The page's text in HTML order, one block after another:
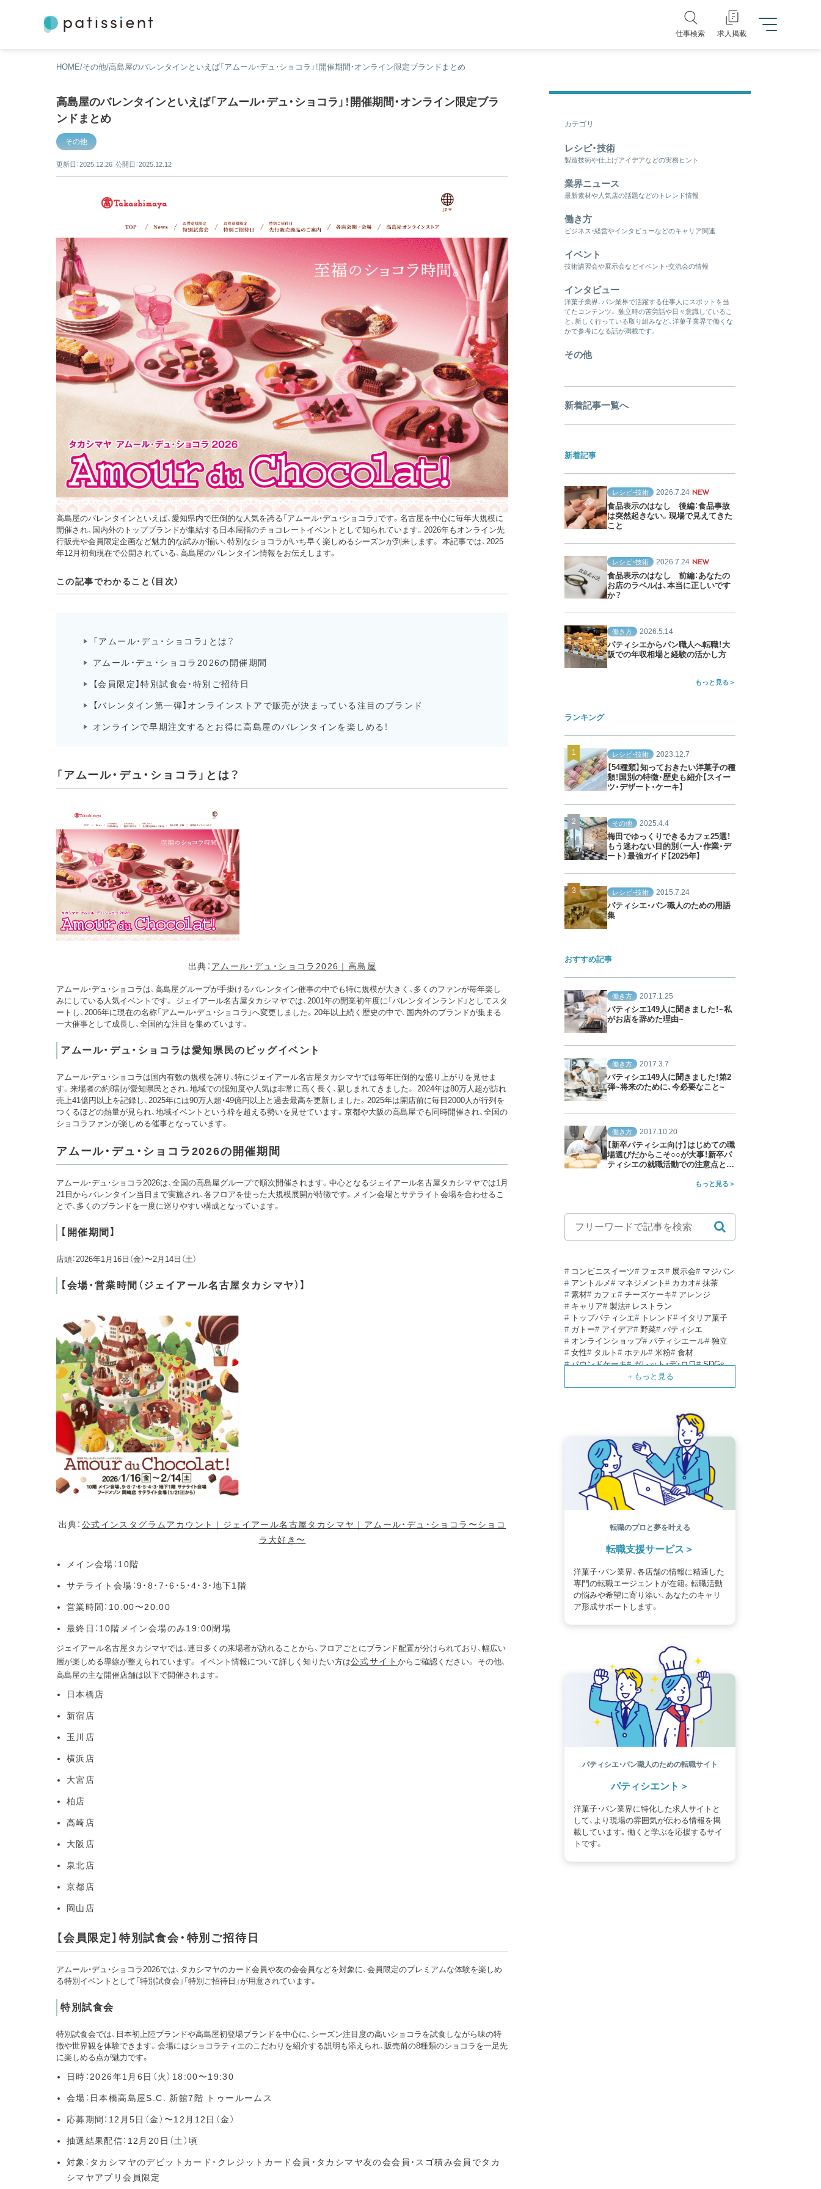
仕事検索 求人掲載
HOME その他 高島屋のバレンタインといえば「アムール・デュ・ショコラ」！開催期間・オンライン限定ブランドまとめ
高島屋のバレンタインといえば「アムール・デュ・ショコラ」！開催期間・オンライン限定ブラ
ンドまとめ
その他
更新日：2025.12.26 公開日：2025.12.12
高島屋のバレンタインといえば、愛知県内で圧倒的な人気を誇る「アムール・デュ・ショコラ」です。名古屋を中心に毎年大規模に
開催され、国内外のトップブランドが集結する日本屈指のチョコレートイベントとして知られています。2026年もオンライン先
行販売や会員限定企画など魅力的な試みが揃い、特別なショコラがいち早く楽しめるシーズンが到来します。 本記事では、2025
年12月初旬現在で公開されている、高島屋のバレンタイン情報をお伝えします。
この記事でわかること（目次）
「アムール・デュ・ショコラ」とは？
アムール・デュ・ショコラ2026の開催期間
【会員限定】特別試食会・特別ご招待日
【バレンタイン第一弾】オンラインストアで販売が決まっている注目のブランド
オンラインで早期注文するとお得に高島屋のバレンタインを楽しめる！
「アムール・デュ・ショコラ」とは？
出典： アムール・デュ・ショコラ2026｜高島屋
アムール・デュ・ショコラは、高島屋グループが手掛けるバレンタイン催事の中でも特に規模が大きく、多くのファンが毎年楽し
みにしている人気イベントです。 ジェイアール名古屋タカシマヤでは、2001年の開業初年度に「バレンタインランド」としてスタ
ートし、2006年に現在の名称「アムール・デュ・ショコラ」へ変更しました。20年以上続く歴史の中で、国内外のブランドが集まる
一大催事として成長し、全国的な注目を集めています。
アムール・デュ・ショコラは愛知県民のビッグイベント
アムール・デュ・ショコラは国内有数の規模を誇り、特にジェイアール名古屋タカシマヤでは毎年圧倒的な盛り上がりを見せま
す。来場者の約8割が愛知県民とされ、地域での認知度や人気は非常に高く長く、親しまれてきました。 2024年は80万人超が訪れ
売上41億円以上を記録し、2025年には90万人超・49億円以上と過去最高を更新しました。2025年は開店前に毎日2000人が行列を
つくるほどの熱量が見られ、地域イベントという枠を超える勢いを見せています。京都や大阪の高島屋でも同時開催され、全国の
ショコラファンが楽しめる催事となっています。
アムール・デュ・ショコラ2026の開催期間
アムール・デュ・ショコラ2026は、全国の高島屋グループで順次開催されます。中心となるジェイアール名古屋タカシマヤでは1月
21日からバレンタイン当日まで実施され、各フロアを使った大規模展開が特徴です。メイン会場とサテライト会場を合わせるこ
とで、多くのブランドを一度に巡りやすい構成となっています。
【開催期間】
店頭：2026年1月16日（金）〜2月14日（土）
【会場・営業時間（ジェイアール名古屋タカシマヤ）】
出典： 公式インスタグラムアカウント｜ジェイアール名古屋タカシマヤ｜アムール・デュ・ショコラ〜ショコ
ラ大好き〜
メイン会場：10階
サテライト会場：9・8・7・6・5・4・3・地下1階
営業時間：10:00〜20:00
最終日：10階メイン会場のみ19:00閉場
ジェイアール名古屋タカシマヤでは、連日多くの来場者が訪れることから、フロアごとにブランド配置が分けられており、幅広い
層が楽しめる導線が整えられています。 イベント情報について詳しく知りたい方は公式サイト からご確認ください。 その他、
高島屋の主な開催店舗は以下で開催されます。
日本橋店
新宿店
玉川店
横浜店
大宮店
柏店
高崎店
大阪店
泉北店
京都店
岡山店
【会員限定】特別試食会・特別ご招待日
アムール・デュ・ショコラ2026では、タカシマヤのカード会員や友の会会員などを対象に、会員限定のプレミアムな体験を楽しめ
る特別イベントとして「特別試食会」「特別ご招待日」が用意されています。
特別試食会
特別試食会では、日本初上陸ブランドや高島屋初登場ブランドを中心に、シーズン注目度の高いショコラを試食しながら味の特
徴や世界観を体験できます。会場にはショコラティエのこだわりを紹介する説明も添えられ、販売前の8種類のショコラを一足先
に楽しめる点が魅力です。
日時：2026年1月6日（火）18:00〜19:30
会場：日本橋高島屋S.C. 新館7階 トゥールームス
応募期間：12月5日（金）〜12月12日（金）
抽選結果配信：12月20日（土）頃
対象：タカシマヤのデビットカード・クレジットカード会員・タカシマヤ友の会会員・スゴ積み会員でタカ
シマヤアプリ会員限定
カテゴリ
レシピ・技術
製造技術や仕上げアイデアなどの実務ヒント
業界ニュース
最新素材や人気店の話題などのトレンド情報
働き方
ビジネス・経営やインタビューなどのキャリア関連
イベント
技術講習会や展示会などイベント・交流会の情報
インタビュー
洋菓子業界、パン業界で活躍する仕事人にスポットを当
てたコンテンツ。 独立時の苦労話や日々意識しているこ
と、新しく行っている取り組みなど、洋菓子業界で働くな
かで参考になる話が満載です。
その他
新着記事一覧へ
新着記事
レシピ・技術 2026.7.24 NEW
食品表示のはなし 後編：食品事故
は突然起きない。現場で見えてきた
こと
レシピ・技術 2026.7.24 NEW
食品表示のはなし 前編：あなたの
お店のラベルは、本当に正しいです
か？
働き方 2026.5.14
パティシエからパン職人へ転職！大
阪での年収相場と経験の活かし方
もっと見る
ランキング
レシピ・技術 2023.12.7
【54種類】知っておきたい洋菓子の種
類！国別の特徴・歴史も紹介【スイー
ツ・デザート・ケーキ】
その他 2025.4.4
梅田でゆっくりできるカフェ25選！
もう迷わない目的別（一人・作業・デ
ート）最強ガイド【2025年】
レシピ・技術 2015.7.24
パティシエ・パン職人のための用語
集
おすすめ記事
働き方 2017.1.25
パティシエ149人に聞きました！~私
がお店を辞めた理由~
働き方 2017.3.7
パティシエ149人に聞きました！第2
弾~将来のために、今必要なこと~
働き方 2017.10.20
【新卒パティシエ向け】はじめての職
場選びだからこそ○○が大事！新卒パ
ティシエの就職活動での注意点と
もっと見る
コンビニスイーツ フェス 展示会
マジパン
アントルメ
マネジメント カカオ
抹茶
素材
カフェ チーズケーキ
アレンジ
キャリア
製法
レストラン
トップパティシエ
トレンド
イタリア菓子
ガトー
アイデア 野菜
パティシエ
オンラインショップ
パティシエール
独立
女性
タルト ホテル 米粉
食材
パウンドケーキ
ガレット・デ・ロワ
SDGs
モンブラン
書籍紹介
基礎知識
海外 イースター
フルーツ
コンテスト
販売促進
就職活動
スイーツ
IT 業界事情
講習会
潜入レポート
クリスマス
新人パティシエ
インタビュー
アンケート
働き方
フリーランス
専門店 コロナ対策
デザイン
ウェデイングケーキ
バレンタイン
ショコラティエ
アジア
ベーカリー
ワークライフバランス
生菓子
オーブン担当
チョコレート
身体のケア
転職のプロと夢を叶える
転職支援サービス
洋菓子・パン業界、各店舗の情報に精通した
専門の転職エージェントが在籍。転職活動
の悩みや希望に寄り添い、あなたのキャリ
ア形成サポートします。
パティシエ・パン職人のための転職サイト
パティシエント
洋菓子・パン業界に特化した求人サイトと
して、より現場の雰囲気が伝わる情報を掲
載しています。働くと学ぶを応援するサイ
トです。